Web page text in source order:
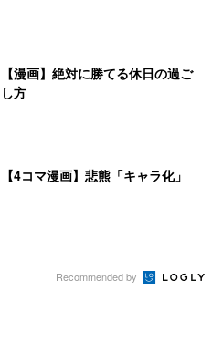
【漫画】絶対に勝てる休日の過ご
し方
【4コマ漫画】悲熊「キャラ化」
Recommended by